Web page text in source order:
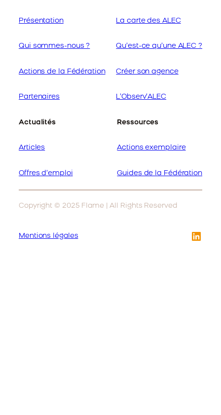
Présentation
Qui sommes-nous ?
Actions de la Fédération
Partenaires
La carte des ALEC
Qu’est-ce qu’une ALEC ?
Créer son agence
L’Observ’ALEC
Actualités
Articles
Offres d’emploi
Ressources
Actions exemplaire
Guides de la Fédération
Copyright © 2025 Flame | All Rights Reserved
Mentions légales